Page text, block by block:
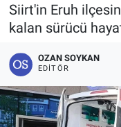
Siirt'in Eruh
kalan sürücü
OZAN SOYKAN
EDITÖR
Haber Arşivi